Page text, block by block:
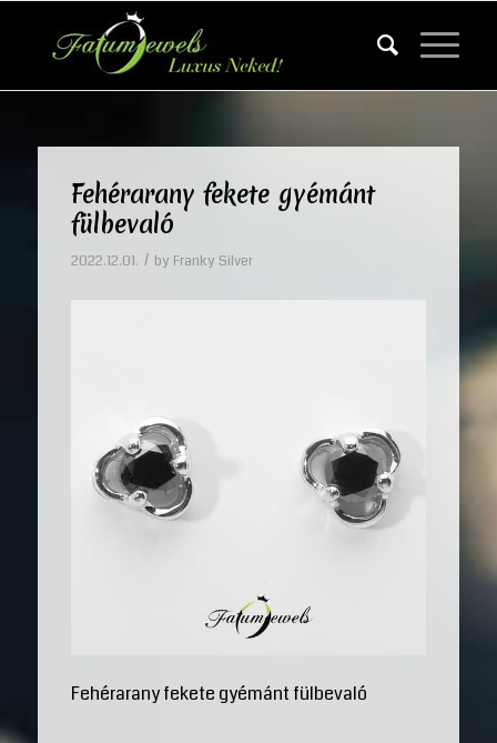
Fehérarany fekete gyémánt
fülbevaló
2022.12.01. / by Franky Silver
Fehérarany fekete gyémánt fülbevaló